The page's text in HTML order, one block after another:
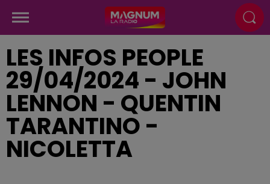
LES INFOS PEOPLE
29/04/2024 - JOHN
LENNON - QUENTIN
TARANTINO -
NICOLETTA